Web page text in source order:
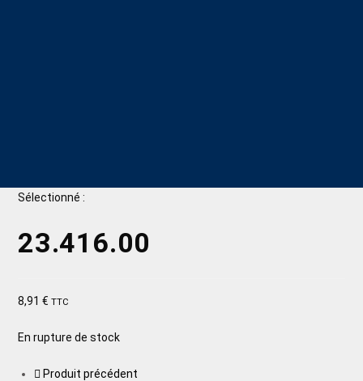
Sélectionné :
23.416.00
8,91€ TTC
En rupture de stock
Produit précédent